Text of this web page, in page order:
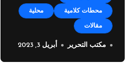
محطات كلامية محلية
مقالات
خطوة فريدة من بلدية
زوق مكايل بوجه اصحاب
مكتب التحرير أبريل 3, 2023